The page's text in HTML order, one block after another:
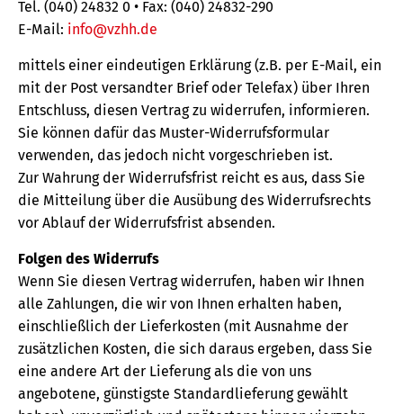
Tel. (040) 24832 0 • Fax: (040) 24832-290
E-Mail: info@vzhh.de
mittels einer eindeutigen Erklärung (z.B. per E-Mail, ein
mit der Post versandter Brief oder Telefax) über Ihren
Entschluss, diesen Vertrag zu widerrufen, informieren.
Sie können dafür das Muster-Widerrufsformular
verwenden, das jedoch nicht vorgeschrieben ist.
Zur Wahrung der Widerrufsfrist reicht es aus, dass Sie
die Mitteilung über die Ausübung des Widerrufsrechts
vor Ablauf der Widerrufsfrist absenden.
Folgen des Widerrufs
Wenn Sie diesen Vertrag widerrufen, haben wir Ihnen
alle Zahlungen, die wir von Ihnen erhalten haben,
einschließlich der Lieferkosten (mit Ausnahme der
zusätzlichen Kosten, die sich daraus ergeben, dass Sie
eine andere Art der Lieferung als die von uns
angebotene, günstigste Standardlieferung gewählt